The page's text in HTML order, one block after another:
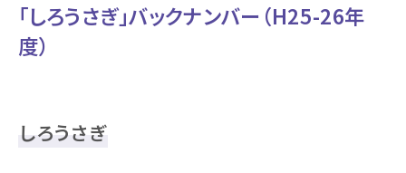
「しろうさぎ」バックナンバー（H25-26年
度）
しろうさぎ